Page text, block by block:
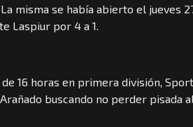
misma se había abierto el jueves
Laspiur por 4 a 1.
16 horas en primera división,
buscando no perder pisada